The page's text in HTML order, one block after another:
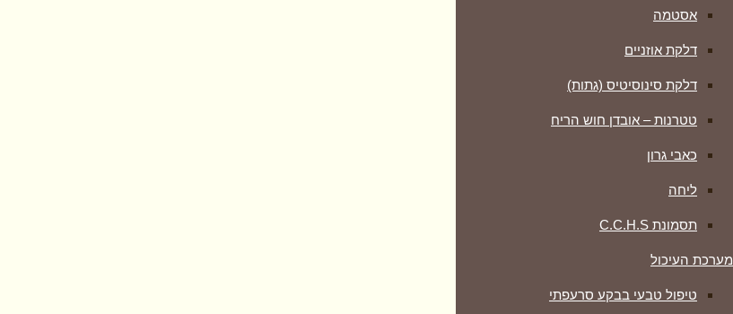
אסטמה
דלקת אוזניים
דלקת סינוסיטיס (גתות)
טטרנות – אובדן חוש הריח
כאבי גרון
ליחה
תסמונת C.C.H.S
מערכת העיכול
טיפול טבעי בבקע סרעפתי